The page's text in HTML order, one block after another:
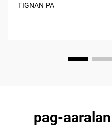
TIGNAN PA
pag-